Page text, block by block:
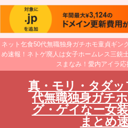
ネット乞食50代無職独身ガチホモ童貞ギン
め速報！ネトゲ廃人は女子ホームレス三銃
スまなみ！愛内アイラ応
真・モリ・タダッ
代無職独身ガチ
グ・ゲイなー女
まとめ